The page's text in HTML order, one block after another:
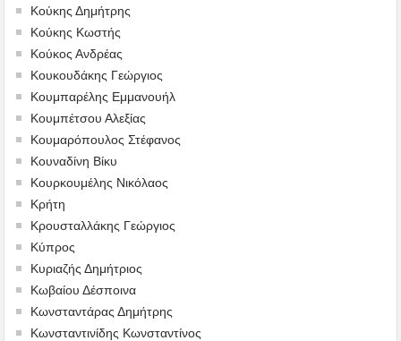
Κούκης Δημήτρης
Κούκης Κωστής
Κούκος Ανδρέας
Κουκουδάκης Γεώργιος
Κουμπαρέλης Εμμανουήλ
Κουμπέτσου Αλεξίας
Κουμαρόπουλος Στέφανος
Κουναδίνη Βίκυ
Κουρκουμέλης Νικόλαος
Κρήτη
Κρουσταλλάκης Γεώργιος
Κύπρος
Κυριαζής Δημήτριος
Κωβαίου Δέσποινα
Κωνσταντάρας Δημήτρης
Κωνσταντινίδης Κωνσταντίνος